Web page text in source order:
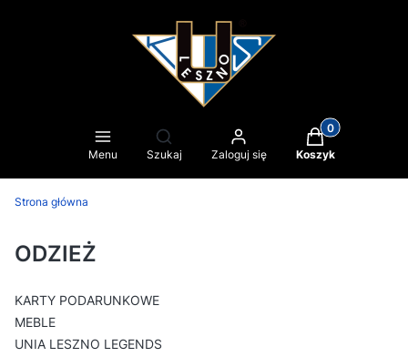
Menu
Otwórz wyszukiwarkę
Szukaj Zaloguj się
Produkty w
Koszyk
Strona główna
ODZIEŻ
KARTY PODARUNKOWE
MEBLE
UNIA LESZNO LEGENDS